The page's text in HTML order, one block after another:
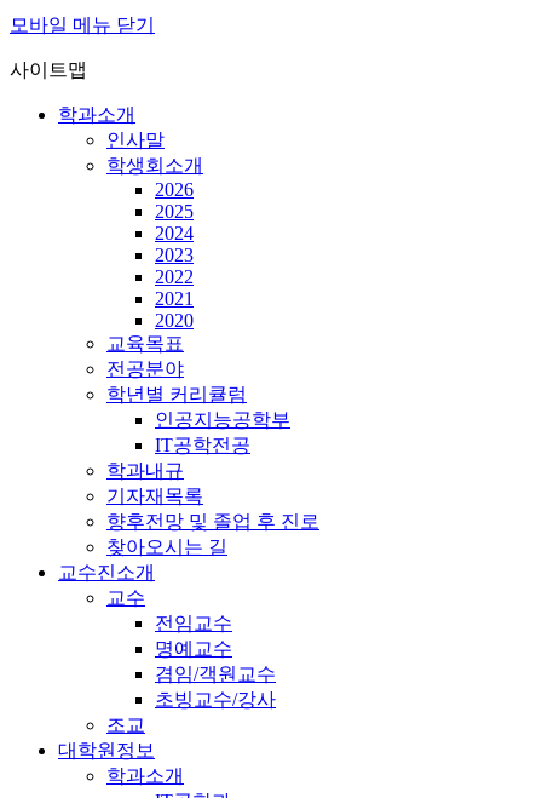
모바일 메뉴 닫기
사이트맵
학과소개
인사말
학생회소개
2026
2025
2024
2023
2022
2021
2020
교육목표
전공분야
학년별 커리큘럼
인공지능공학부
IT공학전공
학과내규
기자재목록
향후전망 및 졸업 후 진로
찾아오시는 길
교수진소개
교수
전임교수
명예교수
겸임/객원교수
초빙교수/강사
조교
대학원정보
학과소개